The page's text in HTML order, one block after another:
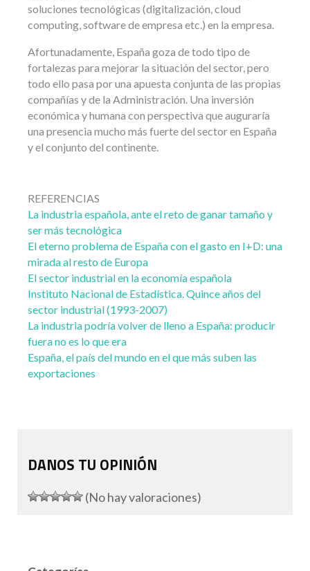
soluciones tecnológicas (digitalización, cloud
computing, software de empresa etc.) en la empresa.
Afortunadamente, España goza de todo tipo de
fortalezas para mejorar la situación del sector, pero
todo ello pasa por una apuesta conjunta de las propias
compañías y de la Administración. Una inversión
económica y humana con perspectiva que auguraría
una presencia mucho más fuerte del sector en España
y el conjunto del continente.
REFERENCIAS
La industria española, ante el reto de ganar tamaño y
ser más tecnológica
El eterno problema de España con el gasto en I+D: una
mirada al resto de Europa
El sector industrial en la economía española
Instituto Nacional de Estadística. Quince años del
sector industrial (1993-2007)
La industria podría volver de lleno a España: producir
fuera no es lo que era
España, el país del mundo en el que más suben las
exportaciones
DANOS TU OPINIÓN
(No hay valoraciones)